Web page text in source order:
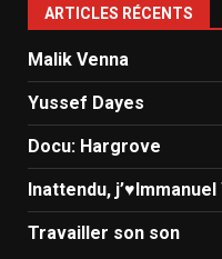
ARTICLES RÉCENTS
Malik Venna
Yussef Dayes
Docu: Hargrove
Inattendu, j’♥️Immanuel
Travailler son son